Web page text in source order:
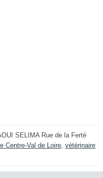
SELIMA Rue de la Ferté
Centre-Val de Loire, vétérinaire